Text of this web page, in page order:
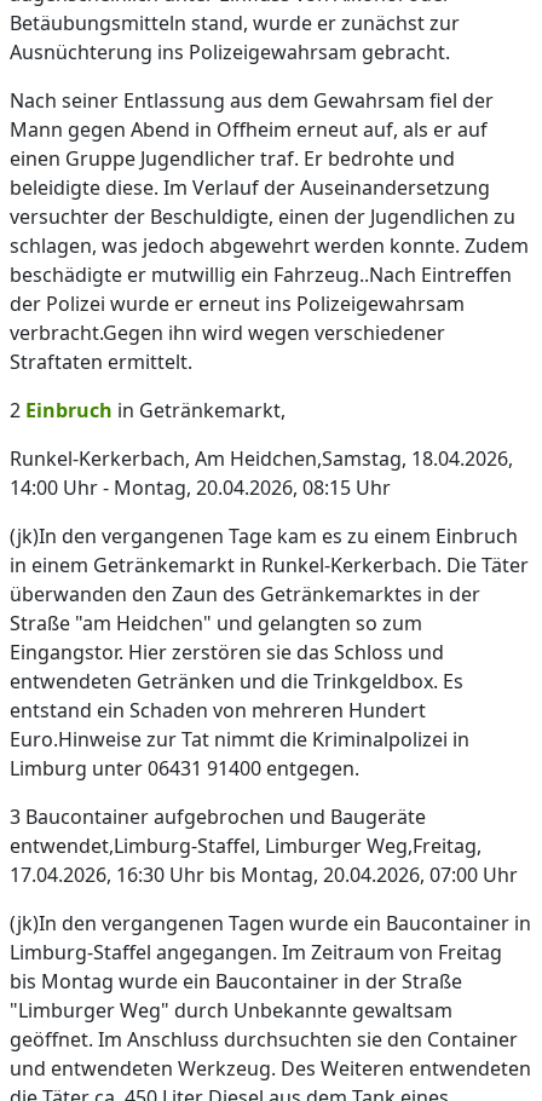
Betäubungsmitteln stand, wurde er zunächst zur
Ausnüchterung ins Polizeigewahrsam gebracht.
Nach seiner Entlassung aus dem Gewahrsam fiel der
Mann gegen Abend in Offheim erneut auf, als er auf
einen Gruppe Jugendlicher traf. Er bedrohte und
beleidigte diese. Im Verlauf der Auseinandersetzung
versuchter der Beschuldigte, einen der Jugendlichen zu
schlagen, was jedoch abgewehrt werden konnte. Zudem
beschädigte er mutwillig ein Fahrzeug..Nach Eintreffen
der Polizei wurde er erneut ins Polizeigewahrsam
verbracht.Gegen ihn wird wegen verschiedener
Straftaten ermittelt.
2 Einbruch in Getränkemarkt,
Runkel-Kerkerbach, Am Heidchen,Samstag, 18.04.2026,
14:00 Uhr - Montag, 20.04.2026, 08:15 Uhr
(jk)In den vergangenen Tage kam es zu einem Einbruch
in einem Getränkemarkt in Runkel-Kerkerbach. Die Täter
überwanden den Zaun des Getränkemarktes in der
Straße "am Heidchen" und gelangten so zum
Eingangstor. Hier zerstören sie das Schloss und
entwendeten Getränken und die Trinkgeldbox. Es
entstand ein Schaden von mehreren Hundert
Euro.Hinweise zur Tat nimmt die Kriminalpolizei in
Limburg unter 06431 91400 entgegen.
3 Baucontainer aufgebrochen und Baugeräte
entwendet,Limburg-Staffel, Limburger Weg,Freitag,
17.04.2026, 16:30 Uhr bis Montag, 20.04.2026, 07:00 Uhr
(jk)In den vergangenen Tagen wurde ein Baucontainer in
Limburg-Staffel angegangen. Im Zeitraum von Freitag
bis Montag wurde ein Baucontainer in der Straße
"Limburger Weg" durch Unbekannte gewaltsam
geöffnet. Im Anschluss durchsuchten sie den Container
und entwendeten Werkzeug. Des Weiteren entwendeten